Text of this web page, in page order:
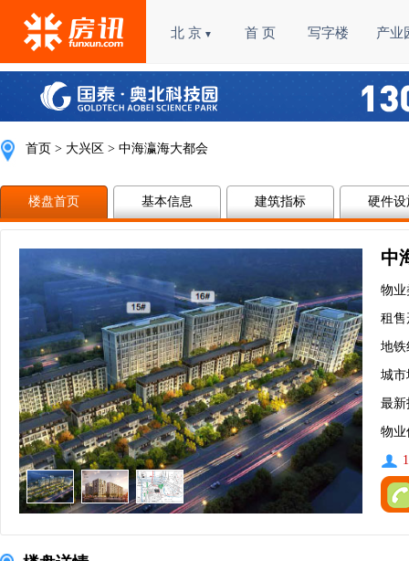
北 京 ▼ 首 页 写字楼 产业
首页 > 大兴区 > 中海瀛海大都会
楼盘首页 基本信息 建筑指标 硬件设
中
物业
租售
地铁
城
最新
物业